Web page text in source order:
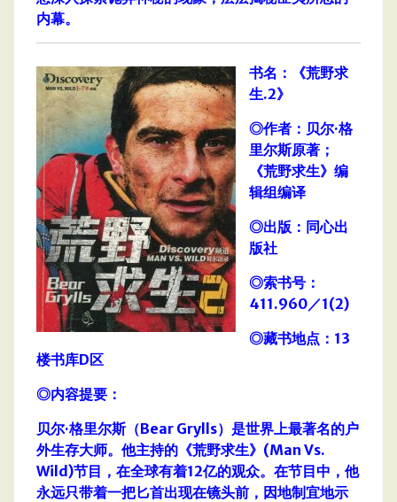
内幕。
书名：《荒野求
生.2》
◎作者：贝尔·格
里尔斯原著；
《荒野求生》编
辑组编译
◎出版：同心出
版社
◎索书号：
411.960／1(2)
◎藏书地点：13
楼书库D区
◎内容提要：
贝尔·格里尔斯（Bear Grylls）是世界上最著名的户
外生存大师。他主持的《荒野求生》(Man Vs.
Wild)节目，在全球有着12亿的观众。在节目中，他
永远只带着一把匕首出现在镜头前，因地制宜地示